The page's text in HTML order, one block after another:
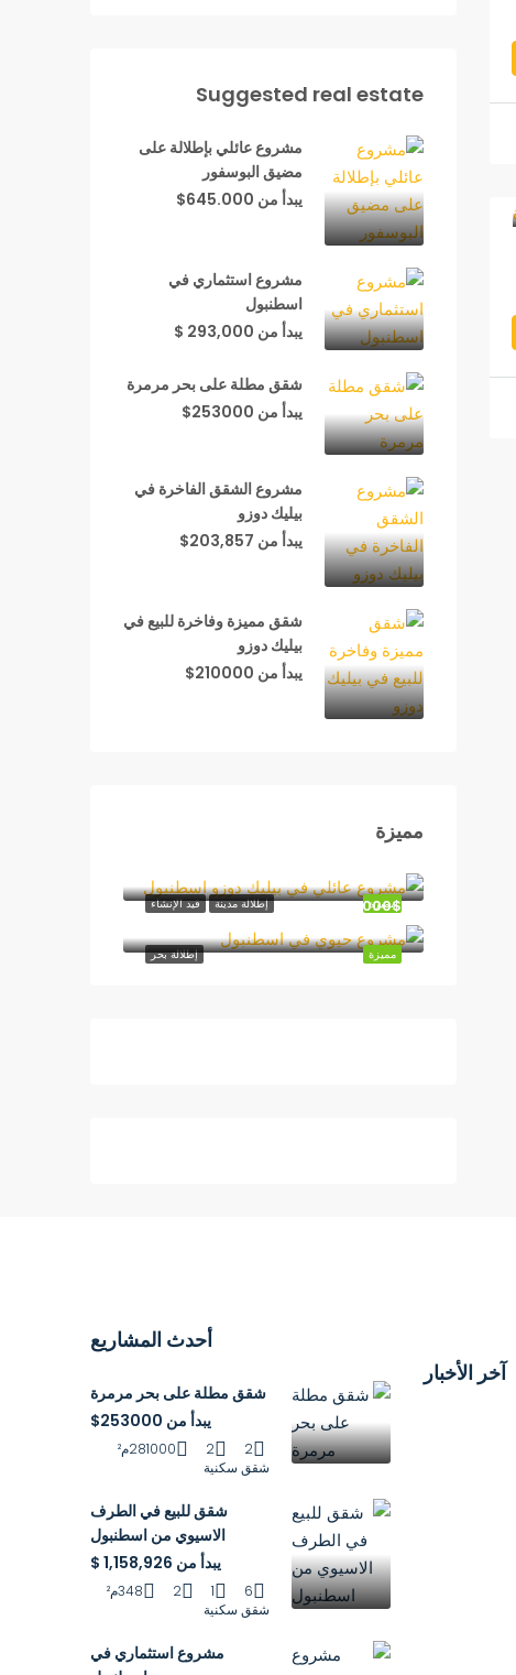
Suggested real estate
مشروع عائلي بإطلالة على
مضيق البوسفور
يبدأ من 645.000$
مشروع استثماري في
اسطنبول
يبدأ من 293,000 $
شقق مطلة على بحر مرمرة
يبدأ من 253000$
مشروع الشقق الفاخرة في
بيليك دوزو
يبدأ من 203,857$
شقق مميزة وفاخرة للبيع في
بيليك دوزو
يبدأ من 210000$
مميزة
إطلالة مدينة قيد الإنشاء مميزة
إطلالة بحر مميزة
365,000$
آخر الأخبار
أحدث المشاريع
شقق مطلة على بحر مرمرة
يبدأ من 253000$
2
2
281000م²
شقق سكنية
شقق للبيع في الطرف
الاسيوي من اسطنبول
يبدأ من 1,158,926 $
6
1
2
348م²
شقق سكنية
مشروع استثماري في